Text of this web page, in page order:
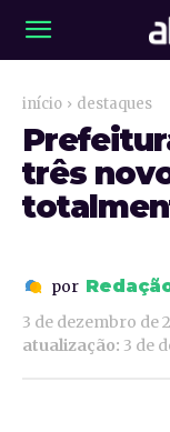
início destaques
três
por
3 de dezembro de
atualização: 3 de